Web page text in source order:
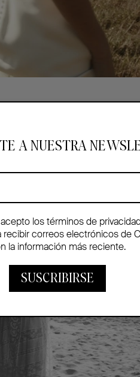
A NUESTRA
los términos de
correos electrónicos de
la información más reciente.
SUSCRIBIRSE